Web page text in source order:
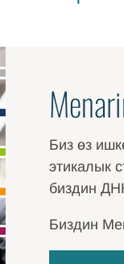
Биз өз
этикалык
биздин
Биздин